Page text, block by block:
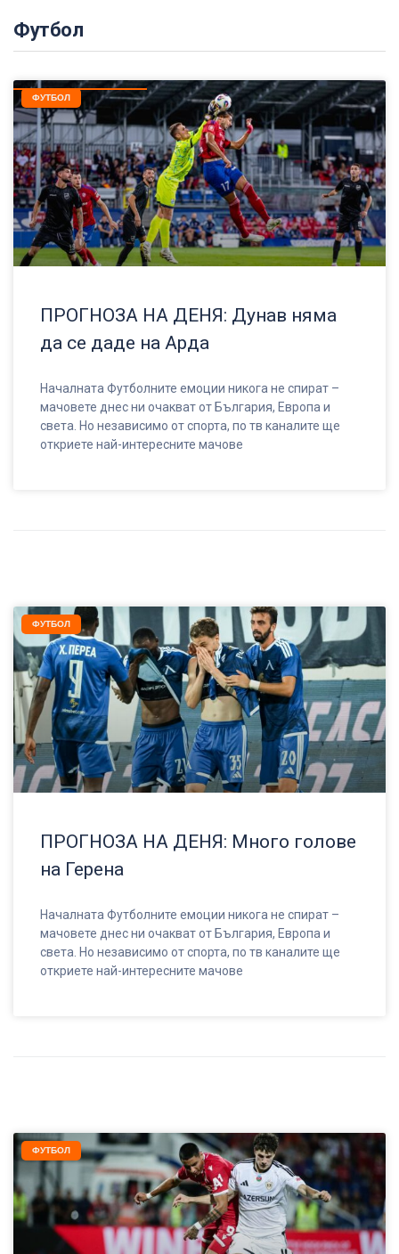
Футбол
ФУТБОЛ
ПРОГНОЗА НА ДЕНЯ: Дунав няма
да се даде на Арда
Началната Футболните емоции никога не спират –
мачовете днес ни очакват от България, Европа и
света. Но независимо от спорта, по тв каналите ще
откриете най-интересните мачове
ФУТБОЛ
ПРОГНОЗА НА ДЕНЯ: Много голове
на Герена
Началната Футболните емоции никога не спират –
мачовете днес ни очакват от България, Европа и
света. Но независимо от спорта, по тв каналите ще
откриете най-интересните мачове
ФУТБОЛ